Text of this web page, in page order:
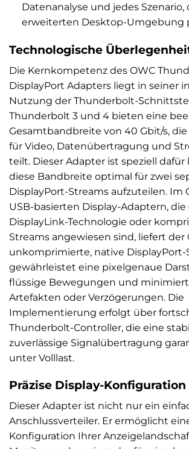
Datenanalyse und jedes Szenario,
erweiterten Desktop-Umgebung
Technologische
Die Kernkompetenz des OWC
DisplayPort Adapters liegt in seiner
Nutzung der Thunderbolt-
Thunderbolt 3 und 4 bieten eine
Gesamtbandbreite von 40 Gbit/s,
für Video, Datenübertragung und
teilt. Dieser Adapter ist speziell dafür
diese Bandbreite optimal für zwei
DisplayPort-Streams aufzuteilen. Im
USB-basierten Display-Adaptern, die
DisplayLink-Technologie oder
Streams angewiesen sind, liefert der
unkomprimierte, native DisplayPort-
gewährleistet eine pixelgenaue
flüssige Bewegungen und
Artefakten oder Verzögerungen. Die
Implementierung erfolgt über
Thunderbolt-Controller, die eine
zuverlässige Signalübertragung
unter Volllast.
Präzise Display-Konfiguration
Dieser Adapter ist nicht nur ein
Anschlussverteiler. Er ermöglicht
Konfiguration Ihrer